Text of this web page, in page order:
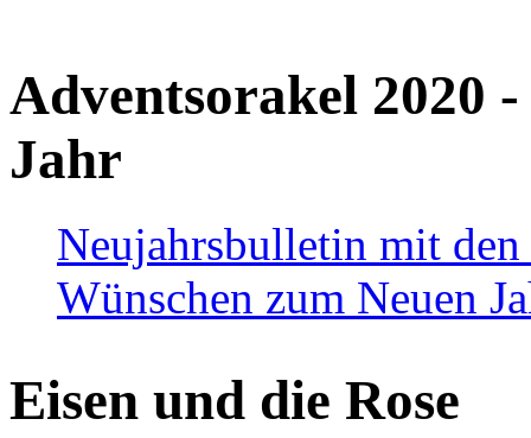
Adventsorakel 2020
Jahr
Neujahrsbulletin mit den
Wünschen zum Neuen
Eisen und die Rose